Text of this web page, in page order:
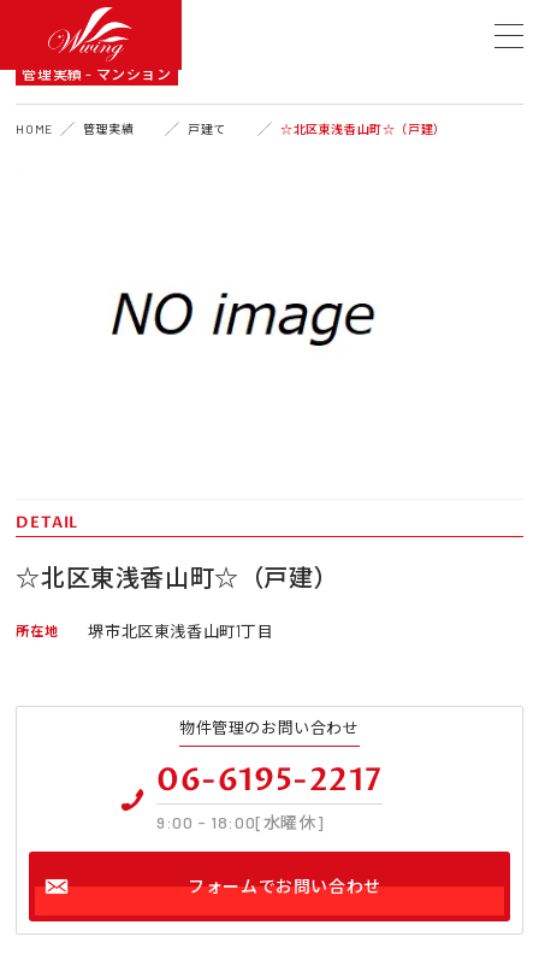
A DETAIL
管理実績 - マンション
HOME 管理実績 戸建て ☆北区東浅香山町☆（戸建）
DETAIL
☆北区東浅香山町☆（戸建）
所在地 堺市北区東浅香山町1丁目
物件管理のお問い合わせ
06-6195-2217
9:00 - 18:00[水曜休]
フォームでお問い合わせ